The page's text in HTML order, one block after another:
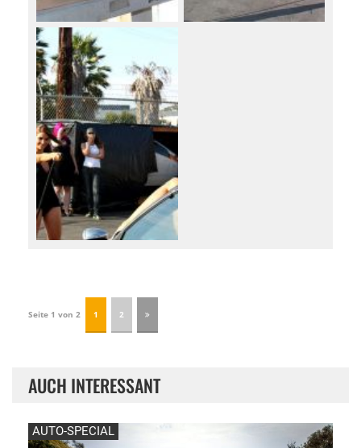
Seite 1 von 2 1 2
AUCH INTERESSANT
AUTO-SPECIAL